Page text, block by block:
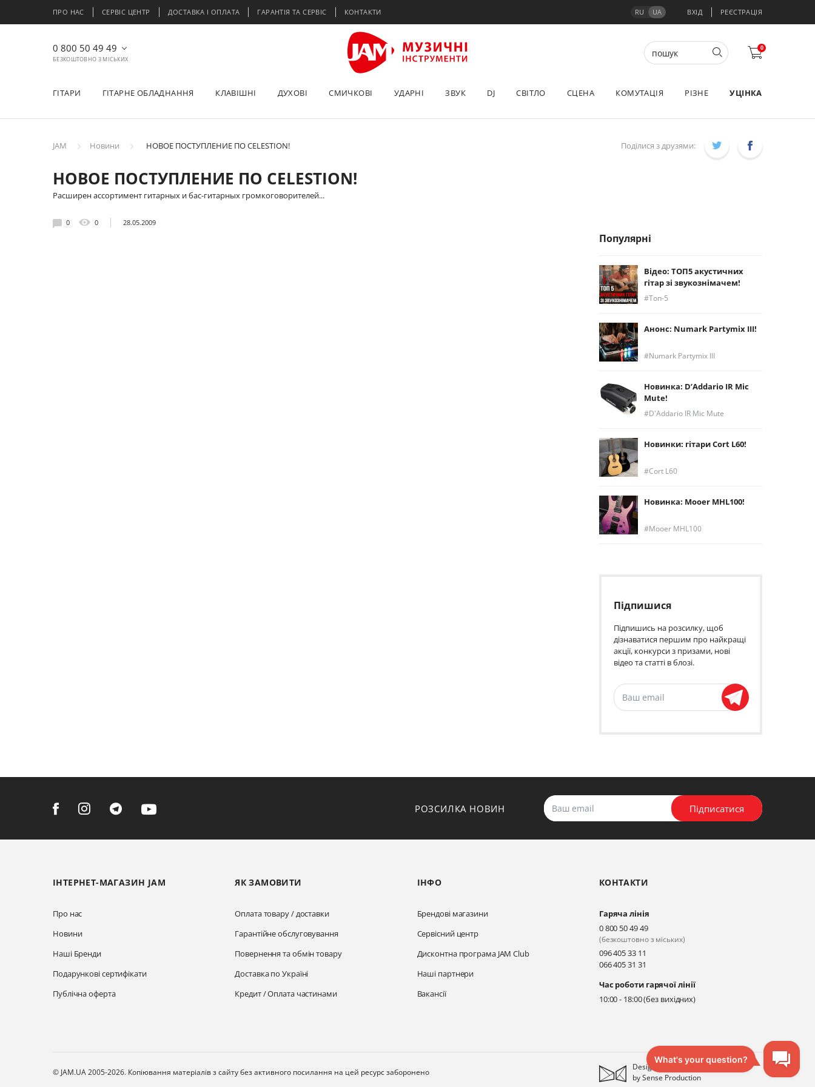
ПРО НАС СЕРВІС ЦЕНТР ДОСТАВКА І ОПЛАТА ГАРАНТІЯ ТА СЕРВІС КОНТАКТИ RU UA ВХІД РЕЄСТРАЦІЯ
0 800 50 49 49
БЕЗКОШТОВНО З МІСЬКИХ
0
ГІТАРИ ГІТАРНЕ ОБЛАДНАННЯ КЛАВІШНІ ДУХОВІ СМИЧКОВІ УДАРНІ ЗВУК DJ СВІТЛО СЦЕНА КОМУТАЦІЯ РІЗНЕ УЦІНКА
JAM Новини НОВОЕ ПОСТУПЛЕНИЕ ПО CELESTION!
НОВОЕ ПОСТУПЛЕНИЕ ПО CELESTION!
Расширен ассортимент гитарных и бас-гитарных громкоговорителей...
0 0 28.05.2009
Поділися з друзями:
Популярні
Відео: ТОП5 акустичних
гітар зі звукознімачем!
Топ-5
Анонс: Numark Partymix III!
Numark Partymix III
Новинка: D’Addario IR Mic
Mute!
D'Addario IR Mic Mute
Новинки: гітари Cort L60!
Cort L60
Новинка: Mooer MHL100!
Mooer MHL100
Підпишися
Підпишись на розсилку, щоб
дізнаватися першим про найкращі
акції, конкурси з призами, нові
відео та статті в блозі.
РОЗСИЛКА НОВИН Підписатися
ІНТЕРНЕТ-МАГАЗИН JAM
Про нас
Новини
Наші Бренди
Подарункові сертифікати
Публічна оферта
ЯК ЗАМОВИТИ
Оплата товару / доставки
Гарантійне обслуговування
Повернення та обмін товару
Доставка по Україні
Кредит / Оплата частинами
ІНФО
Брендові магазини
Сервісний центр
Дисконтна програма JAM Club
Наші партнери
Вакансії
КОНТАКТИ
Гаряча лінія
0 800 50 49 49
(безкоштовно з міських)
096 405 33 11
066 405 31 31
Час роботи гарячої лінії
10:00 - 18:00 (без вихідних)
© JAM.UA 2005-2026. Копіювання матеріалів з сайту без активного посилання на цей ресурс заборонено
Designed
bySense Production